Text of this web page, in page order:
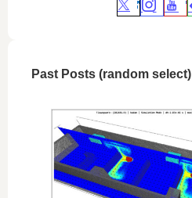
Past Posts (random select)